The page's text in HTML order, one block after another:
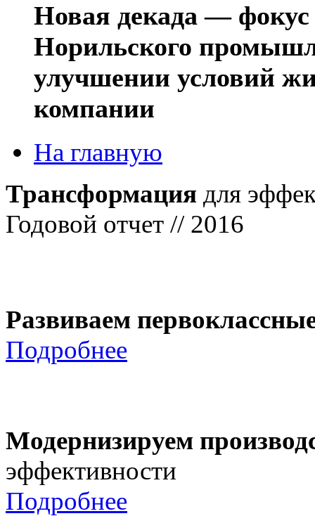
Новая декада — фокус
Норильского
улучшении условий
компании
На главную
Трансформация для
Годовой отчет // 2016
Развиваем
Подробнее
Модернизируем
эффективности
Подробнее